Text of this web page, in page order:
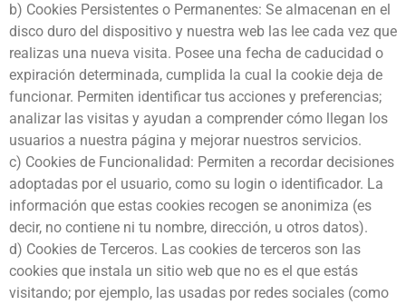
b) Cookies Persistentes o Permanentes: Se almacenan en el
disco duro del dispositivo y nuestra web las lee cada vez que
realizas una nueva visita. Posee una fecha de caducidad o
expiración determinada, cumplida la cual la cookie deja de
funcionar. Permiten identificar tus acciones y preferencias;
analizar las visitas y ayudan a comprender cómo llegan los
usuarios a nuestra página y mejorar nuestros servicios.
c) Cookies de Funcionalidad: Permiten a recordar decisiones
adoptadas por el usuario, como su login o identificador. La
información que estas cookies recogen se anonimiza (es
decir, no contiene ni tu nombre, dirección, u otros datos).
d) Cookies de Terceros. Las cookies de terceros son las
cookies que instala un sitio web que no es el que estás
visitando; por ejemplo, las usadas por redes sociales (como